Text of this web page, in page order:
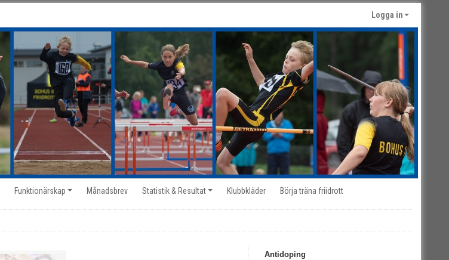
Logga in
Funktionärskap Månadsbrev Statistik & Resultat Klubbkläder Börja träna friidrott
Antidoping